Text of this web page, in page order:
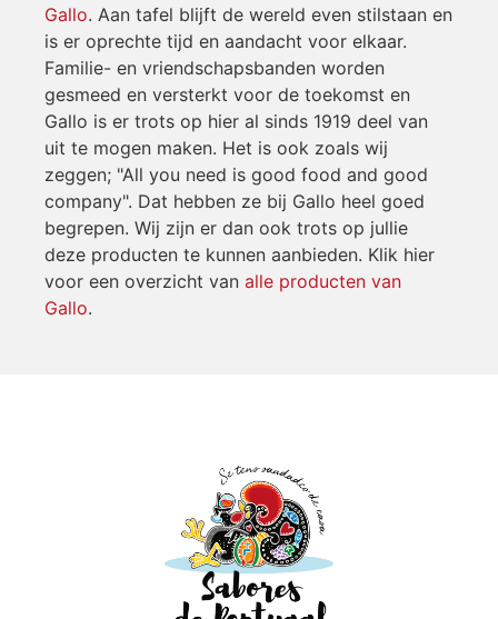
Gallo. Aan tafel blijft de wereld even stilstaan en
is er oprechte tijd en aandacht voor elkaar.
Familie- en vriendschapsbanden worden
gesmeed en versterkt voor de toekomst en
Gallo is er trots op hier al sinds 1919 deel van
uit te mogen maken. Het is ook zoals wij
zeggen; "All you need is good food and good
company". Dat hebben ze bij Gallo heel goed
begrepen. Wij zijn er dan ook trots op jullie
deze producten te kunnen aanbieden. Klik hier
voor een overzicht van alle producten van
Gallo.